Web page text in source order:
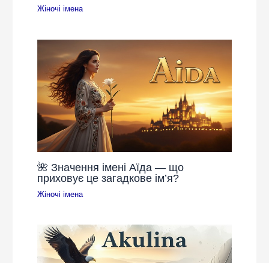
Жіночі імена
🌺 Значення імені Аїда — що
приховує це загадкове ім’я?
Жіночі імена